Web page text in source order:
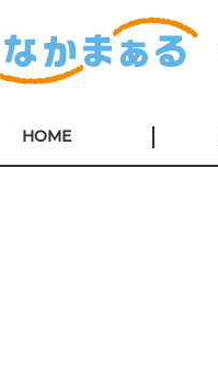
HOME